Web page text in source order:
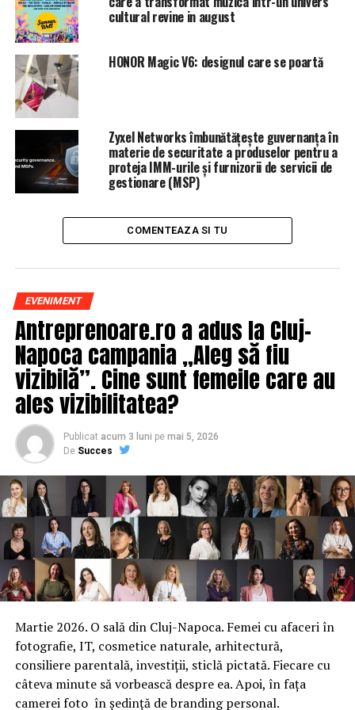
Oamenii de ştiinţă vor continua să testeze diferite
amestecuri în colaborare cu partenerii lor comerciali, o
firmă scoţiană care produce vopseluri folosind fibre
provenite din legume rădăcinoase
ARTICOLE PE ACEIASI TEMA: PRIMA
URMATORUL
Țara de lângă România unde sunt cei mai mulți
miliardari, dar și cele mai multe arme nucleare din lume
Incredibil. Primul lăutar amendat de ANAF
cultural revine in august
HONOR Magic V6: designul care se poartă
Zyxel Networks îmbunătățește guvernanța în
materie de securitate a produselor pentru a
proteja IMM-urile și furnizorii de servicii de
gestionare (MSP)
COMENTEAZA SI TU
EVENIMENT
Antreprenoare.ro a adus la Cluj-
Napoca campania „Aleg să fiu
vizibilă”. Cine sunt femeile care au
ales vizibilitatea?
Publicat acum 3 luni pe mai 5, 2026
De Succes
Martie 2026. O sală din Cluj-Napoca. Femei cu afaceri în
fotografie, IT, cosmetice naturale, arhitectură,
consiliere parentală, investiții, sticlă pictată. Fiecare cu
câteva minute să vorbească despre ea. Apoi, în fața
camerei foto în ședință de branding personal.